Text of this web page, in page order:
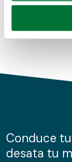
para buscar
Obtenga más
de cookies.
información
nuestros
Conduce
desata tu